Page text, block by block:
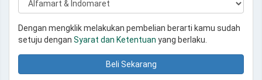
Dengan mengklik melakukan pembelian berarti kamu sudah
setuju dengan Syarat dan Ketentuan yang berlaku.
Beli Sekarang